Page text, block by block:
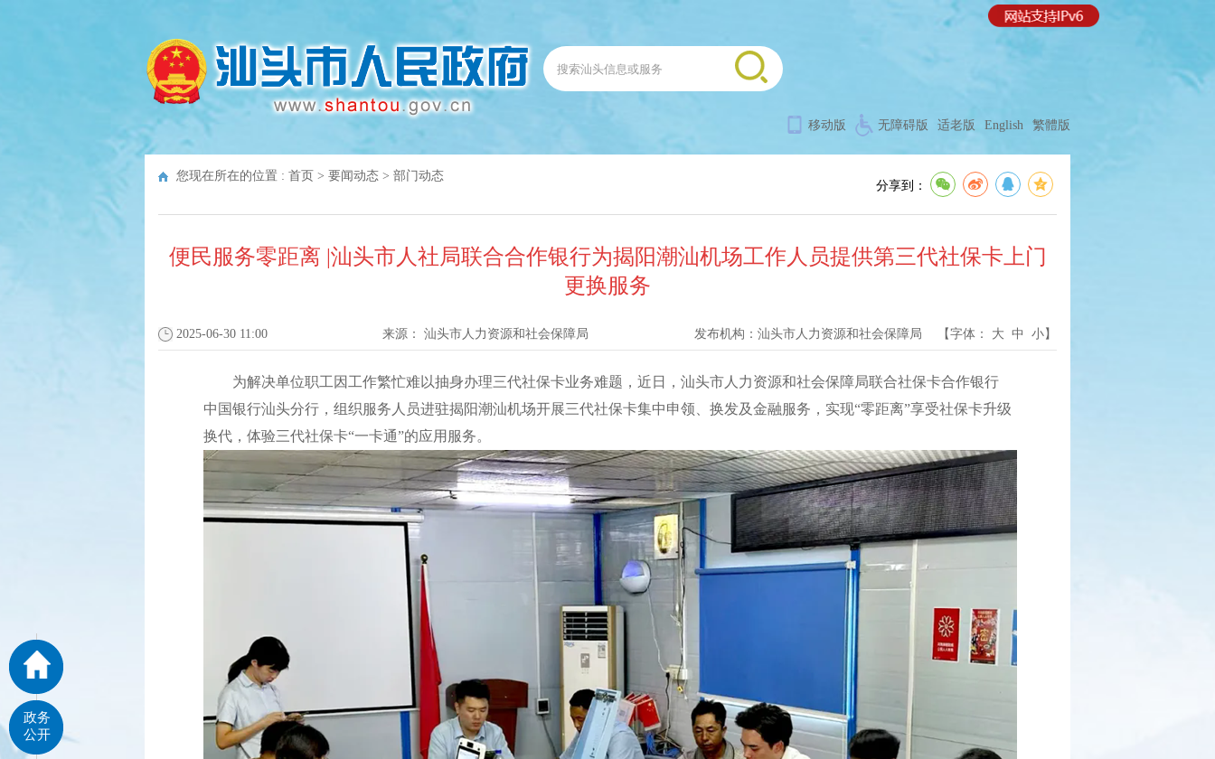
移动版 无障碍版 适老版 English 繁體版
您现在所在的位置 : 首页 > 要闻动态 > 部门动态
分享到：
便民服务零距离 |汕头市人社局联合合作银行为揭阳潮汕机场工作人员提供第三代社保卡上门
更换服务
2025-06-30 11:00 来源： 汕头市人力资源和社会保障局 发布机构： 汕头市人力资源和社会保障局 【字体： 大 中 小】
为解决单位职工因工作繁忙难以抽身办理三代社保卡业务难题，近日，汕头市人力资源和社会保障局联合社保卡合作银行
中国银行汕头分行，组织服务人员进驻揭阳潮汕机场开展三代社保卡集中申领、换发及金融服务，实现“零距离”享受社保卡升级
换代，体验三代社保卡“一卡通”的应用服务。
政务
公开